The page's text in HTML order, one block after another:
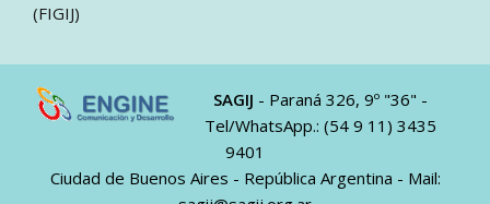
(FIGIJ)
SAGIJ - Paraná 326, 9º "36" -
Tel/WhatsApp.: (54 9 11) 3435
9401
Ciudad de Buenos Aires - República Argentina - Mail: